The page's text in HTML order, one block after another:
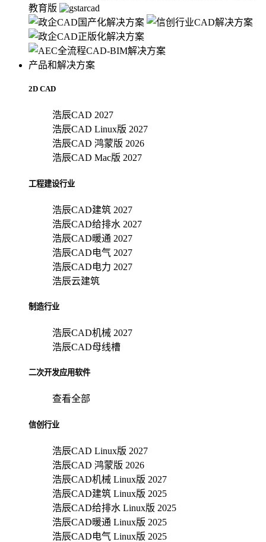
教育版
产品和解决方案
2D CAD
浩辰CAD 2027
浩辰CAD Linux版 2027
浩辰CAD 鸿蒙版 2026
浩辰CAD Mac版 2027
工程建设行业
浩辰CAD建筑 2027
浩辰CAD给排水 2027
浩辰CAD暖通 2027
浩辰CAD电气 2027
浩辰CAD电力 2027
浩辰云建筑
制造行业
浩辰CAD机械 2027
浩辰CAD母线槽
二次开发应用软件
查看全部
信创行业
浩辰CAD Linux版 2027
浩辰CAD 鸿蒙版 2026
浩辰CAD机械 Linux版 2027
浩辰CAD建筑 Linux版 2025
浩辰CAD给排水 Linux版 2025
浩辰CAD暖通 Linux版 2025
浩辰CAD电气 Linux版 2025